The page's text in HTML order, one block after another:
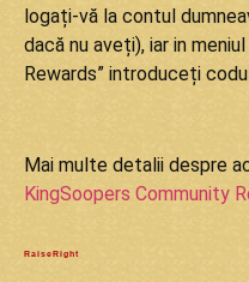
logați-vă la contul
dacă nu aveți), iar in
Rewards” introduceți
Mai multe detalii despre
KingSoopers Community
RaiseRight